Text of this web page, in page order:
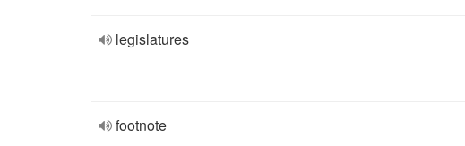
legislatures
footnote